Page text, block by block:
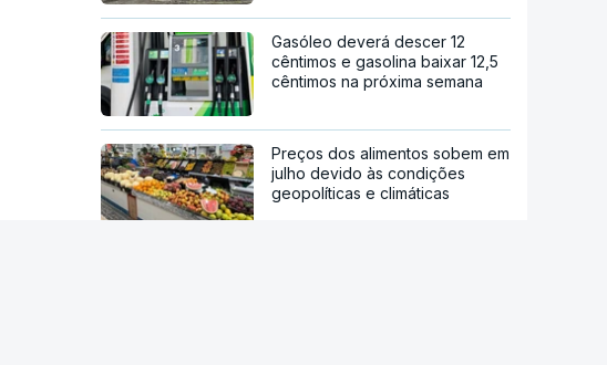
Gasóleo deverá descer 12
cêntimos e gasolina baixar 12,5
cêntimos na próxima semana
Preços dos alimentos sobem em
julho devido às condições
geopolíticas e climáticas